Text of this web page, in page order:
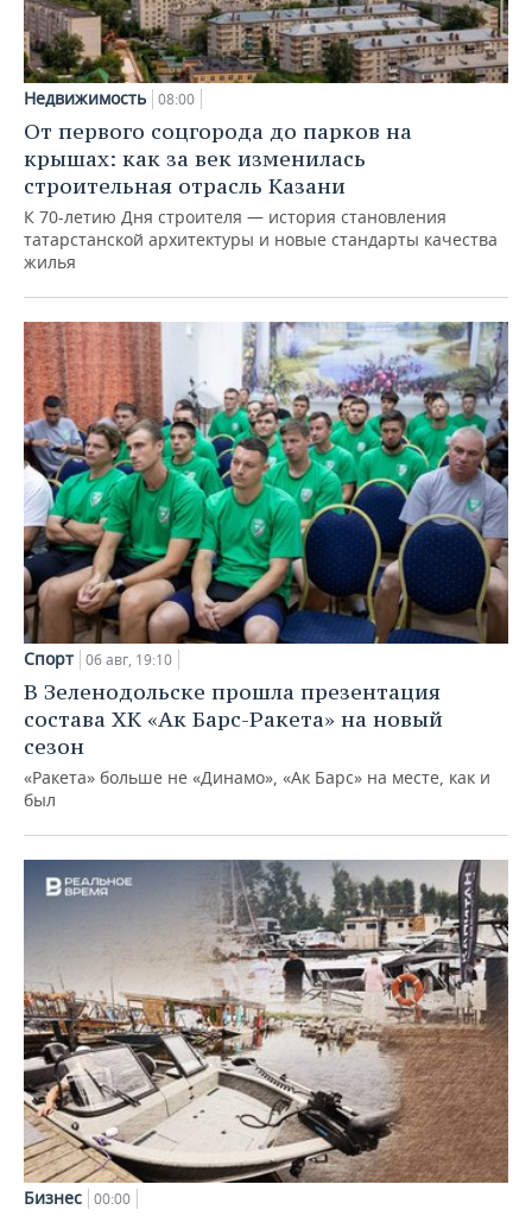
Недвижимость 08:00
От первого соцгорода до парков на
крышах: как за век изменилась
строительная отрасль Казани
К 70-летию Дня строителя — история становления
татарстанской архитектуры и новые стандарты качества
жилья
Спорт 06 авг, 19:10
В Зеленодольске прошла презентация
состава ХК «Ак Барс-Ракета» на новый
сезон
«Ракета» больше не «Динамо», «Ак Барс» на месте, как и
был
Бизнес 00:00